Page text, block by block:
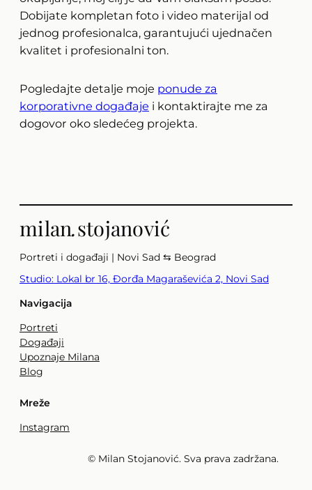
Dobijate kompletan foto i video materijal od
jednog profesionalca, garantujući ujednačen
kvalitet i profesionalni ton.
Pogledajte detalje moje ponude za
korporativne događaje i kontaktirajte me za
dogovor oko sledećeg projekta.
milan.stojanović
Portreti i događaji | Novi Sad ⇆ Beograd
Studio: Lokal br 16, Đorđa Magaraševića 2, Novi Sad
Navigacija
Portreti
Događaji
Upoznaje Milana
Blog
Mreže
Instagram
© Milan Stojanović. Sva prava zadržana.